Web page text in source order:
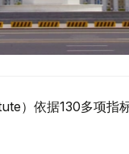
）依据130多项指